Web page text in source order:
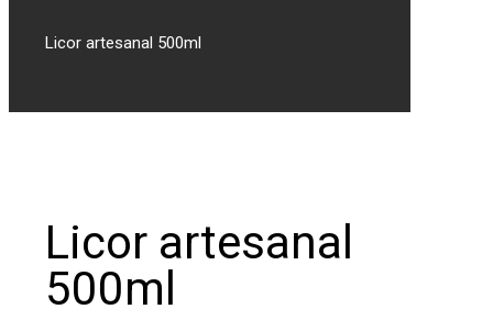
Licor artesanal 500ml
Licor artesanal
500ml